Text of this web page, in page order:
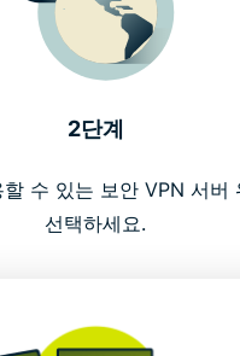
2단계
수 있는 보안 VPN 서버
선택하세요.